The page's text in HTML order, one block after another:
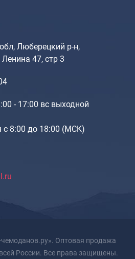
Люберецкий р-н,
47, стр 3
- 17:00 вс выходной
8:00 до 18:00 (МCK)
Оптовая продажа
России. Все права защищены.